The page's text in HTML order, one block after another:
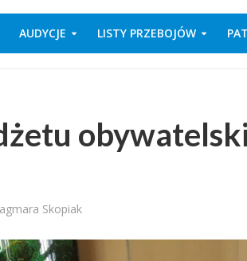
AUDYCJE LISTY PRZEBOJÓW
Skopiak